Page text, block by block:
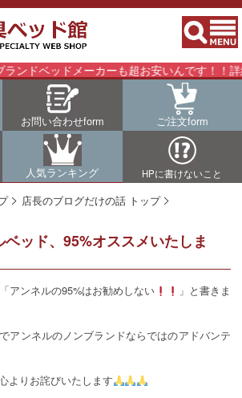
ドベッドメーカーも超お安いんです！！詳細
お問い合わせform ご注文form
人気ランキング HPに書けないこと
店長のブログだけの話 トップ
ッド、95%オススメいたしま
アンネルの95%はお勧めしない
」と書きま
アンネルのノンブランドならではのアドバンテ
よりお詫びいたします